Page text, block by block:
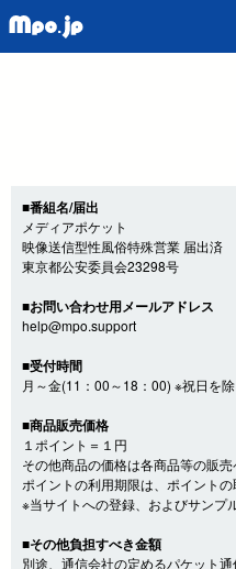
■番組名/届出
メディアポケット
映像送信型性風俗特殊営業 届出済
東京都公安委員会23298号
■お問い合わせ用メールアドレス
help@mpo.support
■受付時間
月～金(11：00～18：00) ※祝日を除
■商品販売価格
１ポイント＝１円
その他商品の価格は各商品等の販売
ポイントの利用期限は、ポイント
※当サイトへの登録、およびサンプ
■その他負担すべき金額
別途、通信会社の定めるパケット